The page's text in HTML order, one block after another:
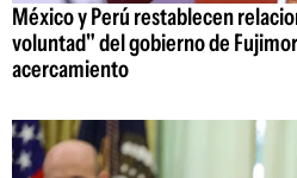
México y Perú restablecen
voluntad" del gobierno de
acercamiento